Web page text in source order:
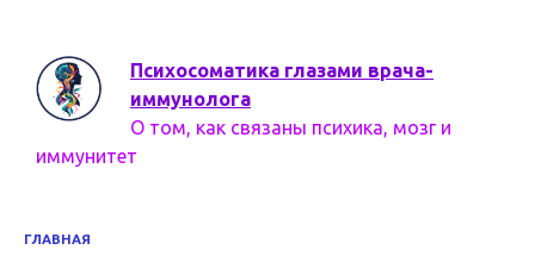
Психосоматика глазами врача-
иммунолога
О том, как связаны психика, мозг и
иммунитет
ГЛАВНАЯ